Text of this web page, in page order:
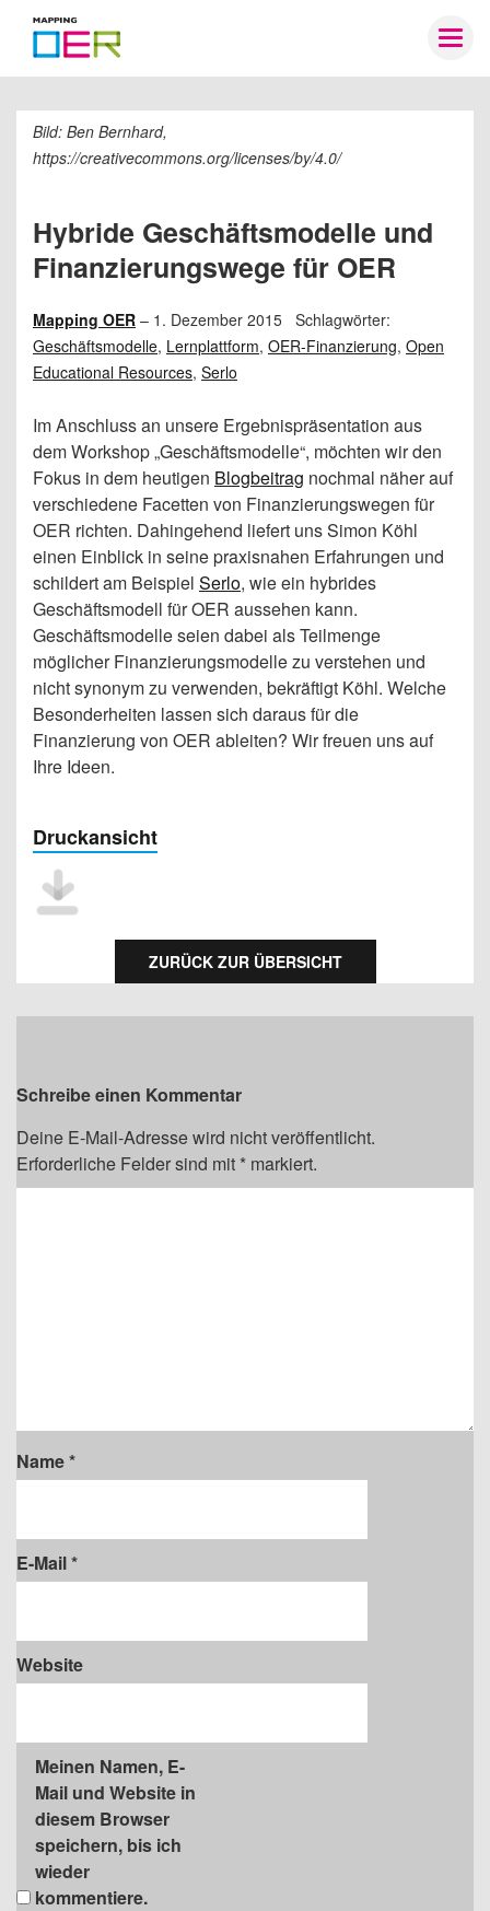
Mapping
OER
Bild: Ben Bernhard,
https://creativecommons.org/licenses/by/4.0/
Hybride Geschäftsmodelle und
Finanzierungswege für OER
Mapping OER – 1. Dezember 2015 Schlagwörter:
Geschäftsmodelle, Lernplattform, OER-Finanzierung, Open
Educational Resources, Serlo
Im Anschluss an unsere Ergebnispräsentation aus
dem Workshop „Geschäftsmodelle“, möchten wir den
Fokus in dem heutigen Blogbeitrag nochmal näher auf
verschiedene Facetten von Finanzierungswegen für
OER richten. Dahingehend liefert uns Simon Köhl
einen Einblick in seine praxisnahen Erfahrungen und
schildert am Beispiel Serlo, wie ein hybrides
Geschäftsmodell für OER aussehen kann.
Geschäftsmodelle seien dabei als Teilmenge
möglicher Finanzierungsmodelle zu verstehen und
nicht synonym zu verwenden, bekräftigt Köhl. Welche
Besonderheiten lassen sich daraus für die
Finanzierung von OER ableiten? Wir freuen uns auf
Ihre Ideen.
Druckansicht
ZURÜCK ZUR ÜBERSICHT
Schreibe einen Kommentar
Deine E-Mail-Adresse wird nicht veröffentlicht.
Erforderliche Felder sind mit * markiert.
Name*
E-Mail*
Website
Meinen Namen, E-
Mail und Website in
diesem Browser
speichern, bis ich
wieder
kommentiere.